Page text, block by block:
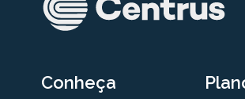
Conheça